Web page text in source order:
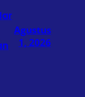
Agustus
1, 2026